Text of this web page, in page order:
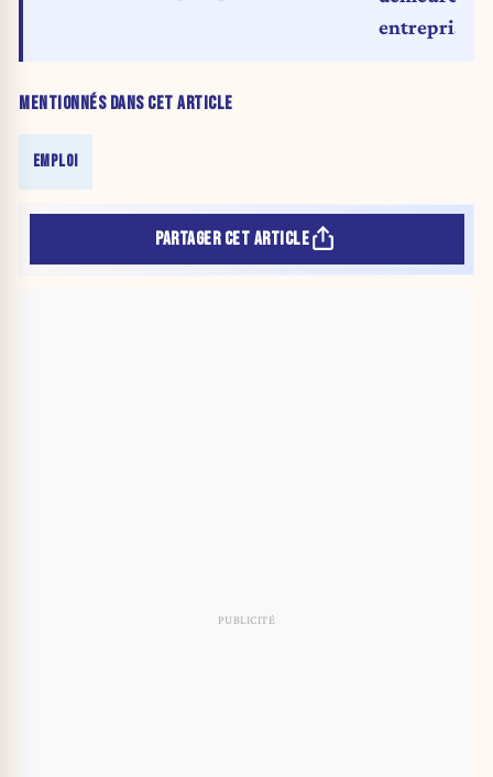
MENTIONNÉS DANS CET ARTICLE
EMPLOI
entreprises
PARTAGER CET ARTICLE